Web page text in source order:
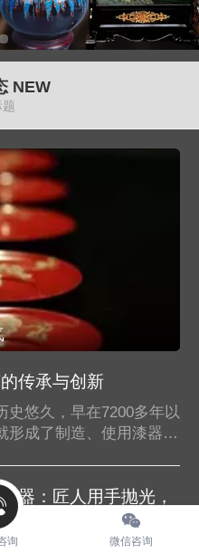
NEW
传承与创新
史悠久，早在7200多年以
形成了制造、使用漆器的
团)有限责任公司为保
创新、发展******首批非
产平遥推光漆器髹饰技
器：匠人用手抛光，
传统工艺！
询 微信咨询